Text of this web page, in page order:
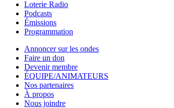
Loterie Radio
Podcasts
Émissions
Programmation
Annoncer sur les ondes
Faire un don
Devenir membre
ÉQUIPE/ANIMATEURS
Nos partenaires
À propos
Nous joindre